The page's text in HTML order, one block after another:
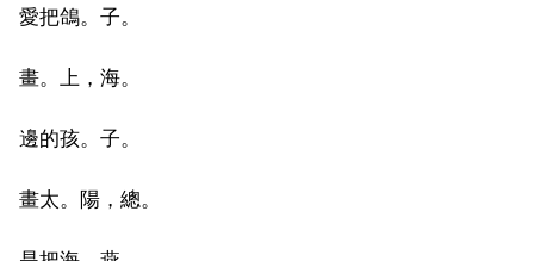
愛把鴿。子。
畫。上，海。
邊的孩。子。
畫太。陽，總。